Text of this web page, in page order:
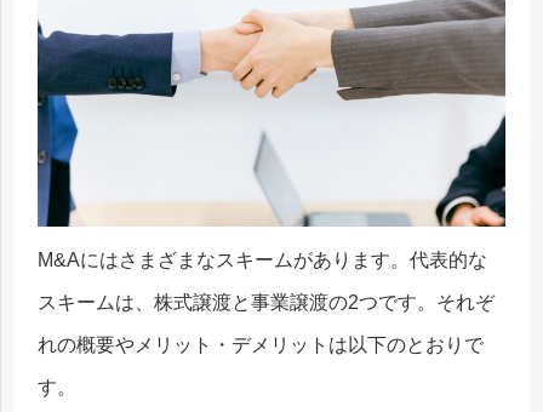
M&Aにはさまざまなスキームがあります。代表的な
スキームは、株式譲渡と事業譲渡の2つです。それぞ
れの概要やメリット・デメリットは以下のとおりで
す。